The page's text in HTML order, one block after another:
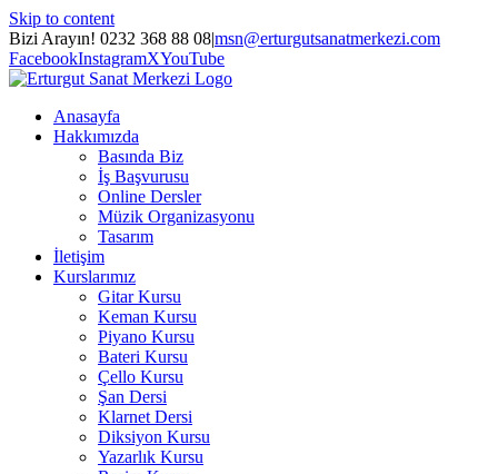
Skip to content
Bizi Arayın! 0232 368 88 08|msn@erturgutsanatmerkezi.com
FacebookInstagramXYouTube
Anasayfa
Hakkımızda
Basında Biz
İş Başvurusu
Online Dersler
Müzik Organizasyonu
Tasarım
İletişim
Kurslarımız
Gitar Kursu
Keman Kursu
Piyano Kursu
Bateri Kursu
Çello Kursu
Şan Dersi
Klarnet Dersi
Diksiyon Kursu
Yazarlık Kursu